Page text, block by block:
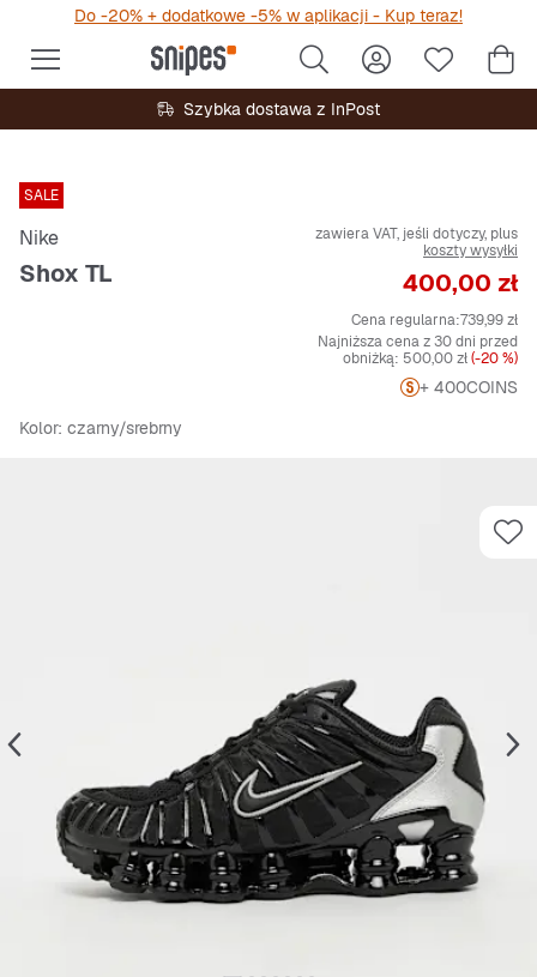
Do -20% + dodatkowe -5% w aplikacji - Kup teraz!
Szybka dostawa z InPost
SALE
Nike
Shox TL
zawiera VAT, jeśli dotyczy, plus
koszty wysyłki
Cena
400,00 zł
Cena regularna:739,99 zł
Najniższa cena z 30 dni przed
obniżką: 500,00 zł(-20 %)
+ 400COINS
Kolor: czarny/srebrny